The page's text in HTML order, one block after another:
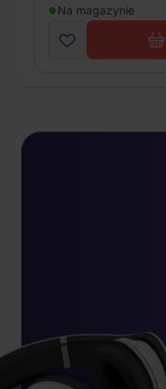
Na magazynie